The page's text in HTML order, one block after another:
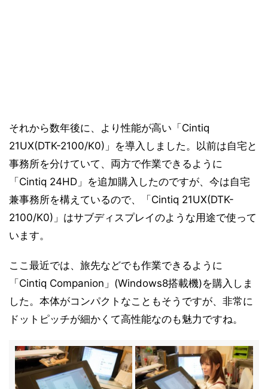
それから数年後に、より性能が高い「Cintiq
21UX(DTK-2100/K0)」を導入しました。以前は自宅と
事務所を分けていて、両方で作業できるように
「Cintiq 24HD」を追加購入したのですが、今は自宅
兼事務所を構えているので、「Cintiq 21UX(DTK-
2100/K0)」はサブディスプレイのような用途で使って
います。
ここ最近では、旅先などでも作業できるように
「Cintiq Companion」(Windows8搭載機)を購入しま
した。本体がコンパクトなこともそうですが、非常に
ドットピッチが細かくて高性能なのも魅力ですね。